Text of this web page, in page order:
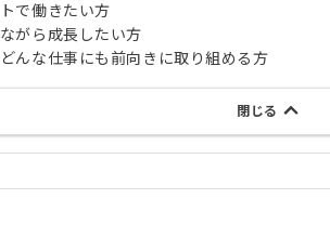
で働きたい方
がら成長したい方
んな仕事にも前向きに取り組める方
閉じる